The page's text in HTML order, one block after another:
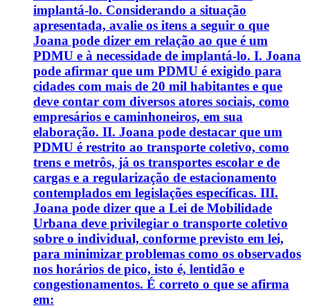
implantá-lo. Considerando a situação
apresentada, avalie os itens a seguir o que
Joana pode dizer em relação ao que é um
PDMU e à necessidade de implantá-lo. I. Joana
pode afirmar que um PDMU é exigido para
cidades com mais de 20 mil habitantes e que
deve contar com diversos atores sociais, como
empresários e caminhoneiros, em sua
elaboração. II. Joana pode destacar que um
PDMU é restrito ao transporte coletivo, como
trens e metrôs, já os transportes escolar e de
cargas e a regularização de estacionamento
contemplados em legislações específicas. III.
Joana pode dizer que a Lei de Mobilidade
Urbana deve privilegiar o transporte coletivo
sobre o individual, conforme previsto em lei,
para minimizar problemas como os observados
nos horários de pico, isto é, lentidão e
congestionamentos. É correto o que se afirma
em: